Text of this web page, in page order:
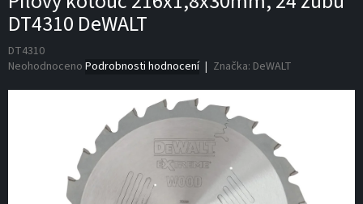
DT4310 DeWALT
DT4310
Průměrné
Neohodnoceno Podrobnosti hodnocení Značka: DeWALT